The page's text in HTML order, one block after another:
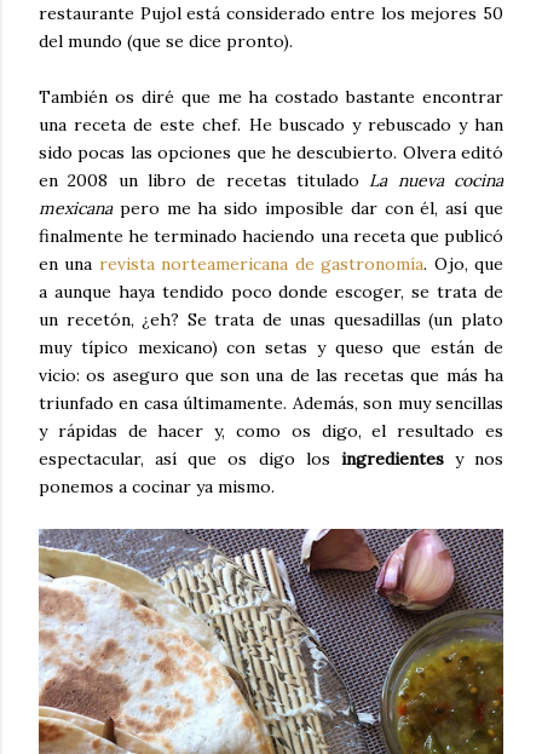
restaurante Pujol está considerado entre los mejores 50
del mundo (que se dice pronto).
También os diré que me ha costado bastante encontrar
una receta de este chef. He buscado y rebuscado y han
sido pocas las opciones que he descubierto. Olvera editó
en 2008 un libro de recetas titulado La nueva cocina
mexicanapero me ha sido imposible dar con él, así que
finalmente he terminado haciendo una receta que publicó
en una revista norteamericana de gastronomía. Ojo, que
a aunque haya tendido poco donde escoger, se trata de
un recetón, ¿eh? Se trata de unas quesadillas (un plato
muy típico mexicano) con setas y queso que están de
vicio: os aseguro que son una de las recetas que más ha
triunfado en casa últimamente. Además, son muy sencillas
y rápidas de hacer y, como os digo, el resultado es
espectacular, así que os digo los ingredientesy nos
ponemos a cocinar ya mismo.